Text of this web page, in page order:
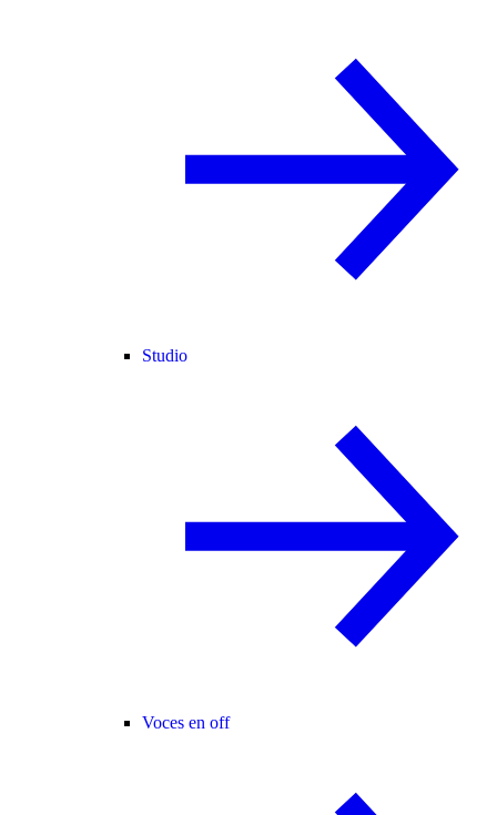
Studio
Voces en off